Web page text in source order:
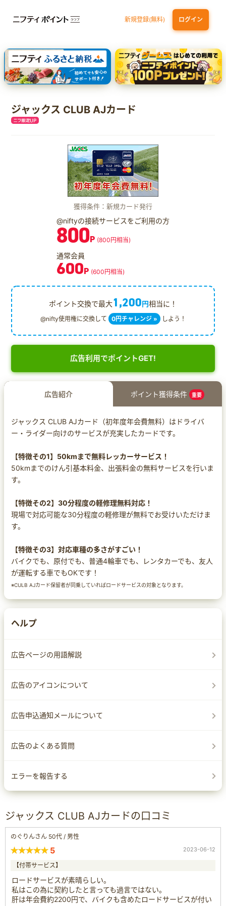
新規登録(無料) ログイン
dカード GOLD 三井住友カード ゴールド（NL）（家族カード発行）
【実質初月無料】DMM | Disney+(ディズニープラス) セットプラン
SBI証券 確定拠出年金（iDeCo）
ジャックス CLUB AJカード
獲得条件：新規カード発行
@niftyの接続サービスをご利用の方
800P (800円相当)
通常会員
600P (600円相当)
ポイント交換で最大1,200円相当に！
@nifty使用権に交換して 0円チャレンジ » しよう！
広告利用でポイントGET!
広告紹介 ポイント獲得条件 重要
ジャックス CLUB AJカード（初年度年会費無料）はドライバ
ー・ライダー向けのサービスが充実したカードです。
【特徴その1】50kmまで無料レッカーサービス！
50kmまでのけん引基本料金、出張料金の無料サービスを行いま
す。
【特徴その2】30分程度の軽修理無料対応！
現場で対応可能な30分程度の軽修理が無料でお受けいただけま
す。
【特徴その3】対応車種の多さがすごい！
バイクでも、原付でも、普通4輪車でも、レンタカーでも、友人
が運転する車でもOKです！
※CULB AJカード保留者が同乗していればロードサービスの対象となります。
ヘルプ
広告ページの用語解説
広告のアイコンについて
広告申込通知メールについて
広告のよくある質問
エラーを報告する
ジャックス CLUB AJカードの口コミ
のぐりんさん 50代 / 男性
5 2023-06-12
【付帯サービス】
ロードサービスが素晴らしい。
私はこの為に契約したと言っても過言ではない。
肝は年会費約2200円で、バイクも含めたロードサービスが付い